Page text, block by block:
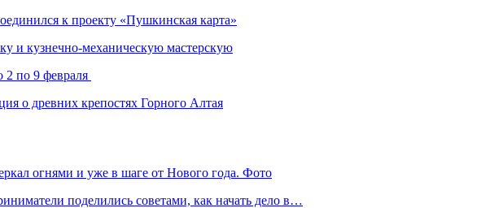
к проекту «Пушкинская карта»
и кузнечно-механическую мастерскую
2 по 9 февраля
о древних крепостях Горного Алтая
огнями и уже в шаге от Нового года. Фото
поделились советами, как начать дело в…